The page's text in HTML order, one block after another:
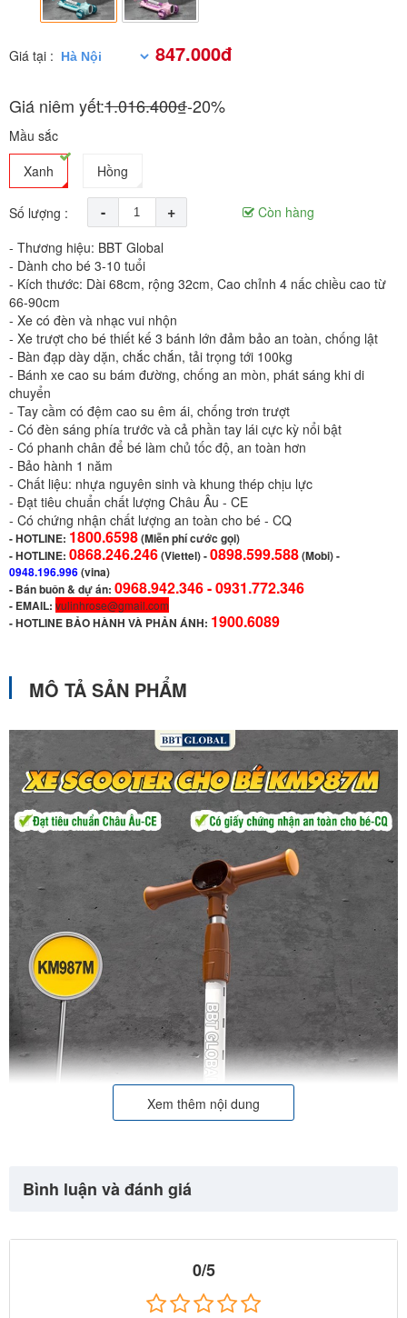
Giá tại : 847.000đ
Giá niêm yết:1.016.400₫-20%
Mầu sắc
Xanh
Hồng
Số lượng : - +
Còn hàng
- Thương hiệu: BBT Global
- Dành cho bé 3-10 tuổi
- Kích thước: Dài 68cm, rộng 32cm, Cao chỉnh 4 nấc chiều cao từ
66-90cm
- Xe có đèn và nhạc vui nhộn
- Xe trượt cho bé thiết kế 3 bánh lớn đảm bảo an toàn, chống lật
- Bàn đạp dày dặn, chắc chắn, tải trọng tới 100kg
- Bánh xe cao su bám đường, chống an mòn, phát sáng khi di
chuyển
- Tay cầm có đệm cao su êm ái, chống trơn trượt
- Có đèn sáng phía trước và cả phần tay lái cực kỳ nổi bật
- Có phanh chân để bé làm chủ tốc độ, an toàn hơn
- Bảo hành 1 năm
- Chất liệu: nhựa nguyên sinh và khung thép chịu lực
- Đạt tiêu chuẩn chất lượng Châu Âu - CE
- Có chứng nhận chất lượng an toàn cho bé - CQ
-HOTLINE: 1800.6598(Miễn phí cước gọi)
- HOTLINE: 0868.246.246(Viettel)-0898.599.588(Mobi) -
0948.196.996(vina)
- Bán buôn & dự án: 0968.942.346 -0931.772.346
- EMAIL: vulinhrose@gmail.com
-HOTLINE BẢO HÀNH VÀ PHẢN ÁNH: 1900.6089
MÔ TẢ SẢN PHẨM
Xem thêm nội dung
Bình luận và đánh giá
0/5